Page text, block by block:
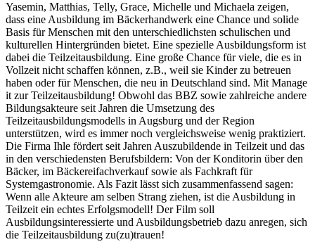
Yasemin, Matthias, Telly, Grace, Michelle und Michaela zeigen,
dass eine Ausbildung im Bäckerhandwerk eine Chance und solide
Basis für Menschen mit den unterschiedlichsten schulischen und
kulturellen Hintergründen bietet. Eine spezielle Ausbildungsform ist
dabei die Teilzeitausbildung. Eine große Chance für viele, die es in
Vollzeit nicht schaffen können, z.B., weil sie Kinder zu betreuen
haben oder für Menschen, die neu in Deutschland sind. Mit Manage
it zur Teilzeitausbildung! Obwohl das BBZ sowie zahlreiche andere
Bildungsakteure seit Jahren die Umsetzung des
Teilzeitausbildungsmodells in Augsburg und der Region
unterstützen, wird es immer noch vergleichsweise wenig praktiziert.
Die Firma Ihle fördert seit Jahren Auszubildende in Teilzeit und das
in den verschiedensten Berufsbildern: Von der Konditorin über den
Bäcker, im Bäckereifachverkauf sowie als Fachkraft für
Systemgastronomie. Als Fazit lässt sich zusammenfassend sagen:
Wenn alle Akteure am selben Strang ziehen, ist die Ausbildung in
Teilzeit ein echtes Erfolgsmodell! Der Film soll
Ausbildungsinteressierte und Ausbildungsbetrieb dazu anregen, sich
die Teilzeitausbildung zu(zu)trauen!